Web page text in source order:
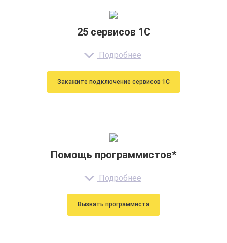
25 сервисов 1С
Подробнее
Закажите подключение сервисов 1С
Помощь программистов*
Подробнее
Вызвать программиста